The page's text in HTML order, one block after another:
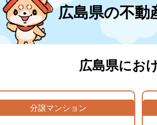
広島県の不動
広島県にお
分譲マンション